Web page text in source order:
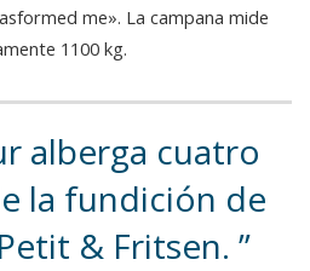
me». La campana mide
1100 kg.
alberga cuatro
la fundición de
& Fritsen.